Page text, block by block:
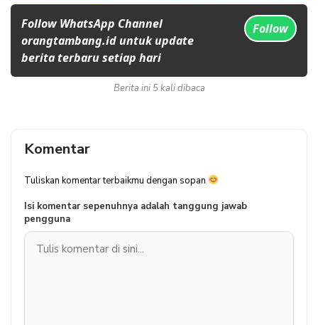
Follow WhatsApp Channel
orangtambang.id untuk update
berita terbaru setiap hari
Follow
Berita ini 5 kali dibaca
Komentar
Tuliskan komentar terbaikmu dengan sopan
Isi komentar sepenuhnya adalah tanggung jawab
pengguna